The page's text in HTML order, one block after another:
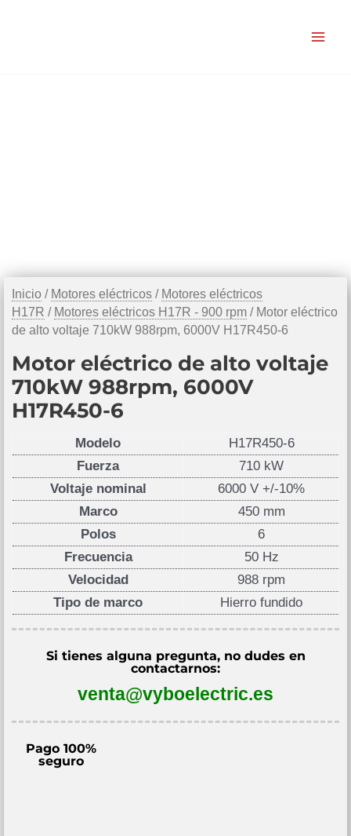
Inicio / Motores eléctricos / Motores eléctricos
H17R / Motores eléctricos H17R - 900 rpm / Motor eléctrico
de alto voltaje 710kW 988rpm, 6000V H17R450-6
Motor eléctrico de alto voltaje
710kW 988rpm, 6000V
H17R450-6
Modelo
H17R450-6
Fuerza
710 kW
Voltaje nominal
6000 V +/-10%
Marco
450 mm
Polos
6
Frecuencia
50 Hz
Velocidad
988 rpm
Tipo de marco
Hierro fundido
Si tienes alguna pregunta, no dudes en
contactarnos:
venta@vyboelectric.es
Pago 100%
seguro